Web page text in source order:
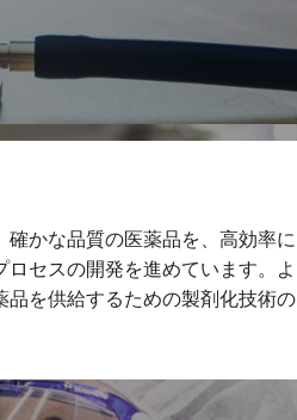
確かな品質の医薬品を、高効率に
セスの開発を進めています。よ
品を供給するための製剤化技術の